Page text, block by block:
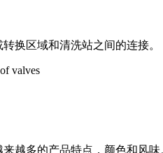
换区域和清洗站之间的连接。
越多的产品特点，颜色和风